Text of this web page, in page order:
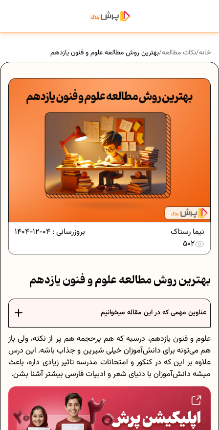
خانه/نکات مطالعه/بهترین روش مطالعه علوم و فنون یازدهم
بروزرسانی : 04-12-1404
نیما رستاک
502
بهترین روش مطالعه علوم و فنون یازدهم
عناوین مهمی که در این مقاله میخوانیم
علوم و فنون یازدهم، درسیه که هم پرحجمه هم پر از نکته، ولی باز
هم می‌تونه برای دانش‌آموزان خیلی شیرین و جذاب باشه. این درس
علاوه‌ بر این که در کنکور و امتحانات مدرسه تاثیر زیادی داره، باعث
میشه دانش‌آموزان با دنیای شعر و ادبیات فارسی بیشتر آشنا بشن.